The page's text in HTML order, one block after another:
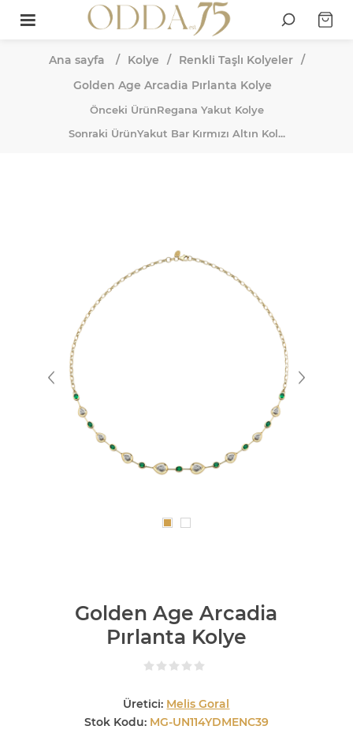
Ana sayfa / Kolye / Renkli Taşlı Kolyeler /
Golden Age Arcadia Pırlanta Kolye
Önceki ÜrünRegana Yakut Kolye
Sonraki ÜrünYakut Bar Kırmızı Altın Kol...
Golden Age Arcadia
Pırlanta Kolye
Üretici: Melis Goral
Stok Kodu: MG-UN114YDMENC39